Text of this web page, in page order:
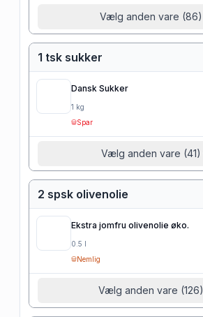
Vælg anden vare (86)
1 tsk sukker
Dansk Sukker
1 kg
Spar
Vælg anden vare (41)
2 spsk olivenolie
Ekstra jomfru olivenolie øko.
0.5 l
Nemlig
Vælg anden vare (126)